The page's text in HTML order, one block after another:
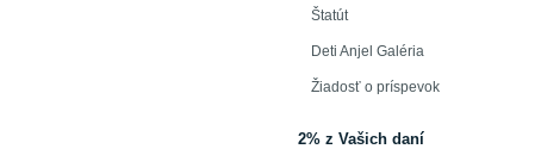
Štatút
Deti Anjel Galéria
Žiadosť o príspevok
2% z Vašich daní